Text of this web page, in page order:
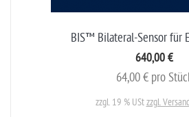
BIS™ Bilateral-Sensor für
640,00 €
64,00 € pro
zzgl. 19 % UStzzgl.